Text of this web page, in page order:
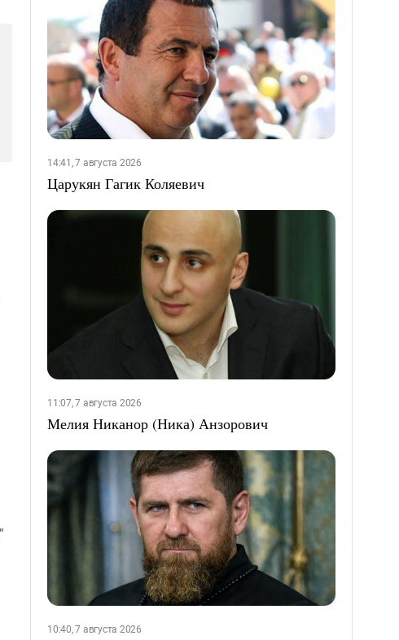
14:41, 7 августа 2026
Царукян Гагик Коляевич
11:07, 7 августа 2026
Мелия Никанор (Ника) Анзорович
10:40, 7 августа 2026